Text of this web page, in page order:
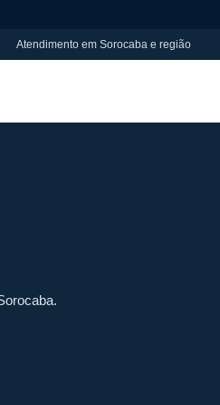
Atendimento em Sorocaba e região